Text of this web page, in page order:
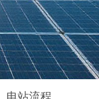
电站流程